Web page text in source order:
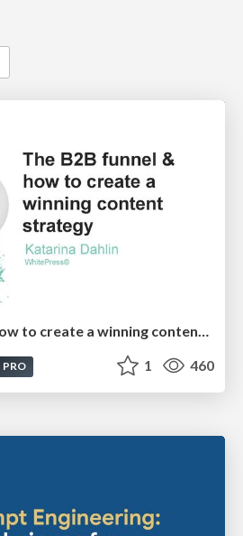
The B2B funnel & how to create a winning content strategy
PRO 1 460